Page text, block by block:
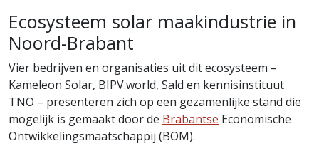
Ecosysteem solar maakindustrie in
Noord-Brabant
Vier bedrijven en organisaties uit dit ecosysteem –
Kameleon Solar, BIPV.world, Sald en kennisinstituut
TNO – presenteren zich op een gezamenlijke stand die
mogelijk is gemaakt door de Brabantse Economische
Ontwikkelingsmaatschappij (BOM).